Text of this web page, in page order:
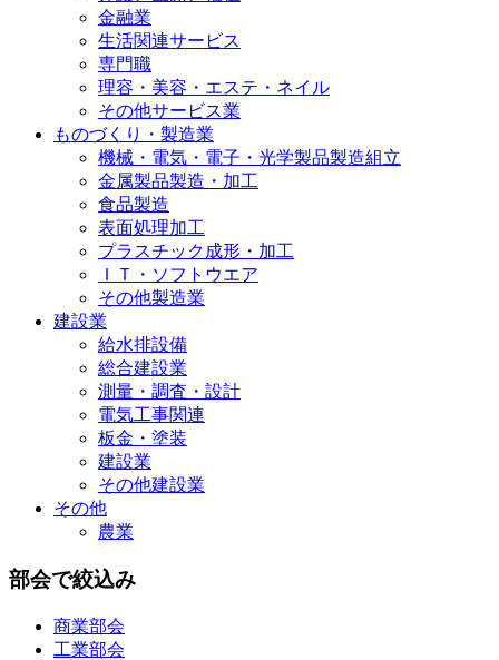
金融業
生活関連サービス
専門職
理容・美容・エステ・ネイル
その他サービス業
ものづくり・製造業
機械・電気・電子・光学製品製造組立
金属製品製造・加工
食品製造
表面処理加工
プラスチック成形・加工
ＩＴ・ソフトウエア
その他製造業
建設業
給水排設備
総合建設業
測量・調査・設計
電気工事関連
板金・塗装
建設業
その他建設業
その他
農業
部会で絞込み
商業部会
工業部会